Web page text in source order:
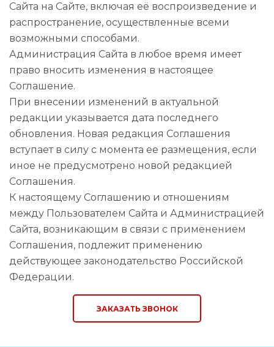
Сайта на Сайте, включая её воспроизведение и
распространение, осуществленные всеми
возможными способами.
Администрация Сайта в любое время имеет
право вносить изменения в настоящее
Соглашение.
При внесении изменений в актуальной
редакции указывается дата последнего
обновления. Новая редакция Соглашения
вступает в силу с момента ее размещения, если
иное не предусмотрено новой редакцией
Соглашения.
К настоящему Соглашению и отношениям
между Пользователем Сайта и Администрацией
Сайта, возникающим в связи с применением
Соглашения, подлежит применению
действующее законодательство Российской
Федерации.
ЗАКАЗАТЬ ЗВОНОК